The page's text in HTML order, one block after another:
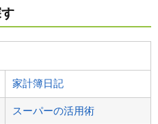
家計簿日記
スーパーの活用術